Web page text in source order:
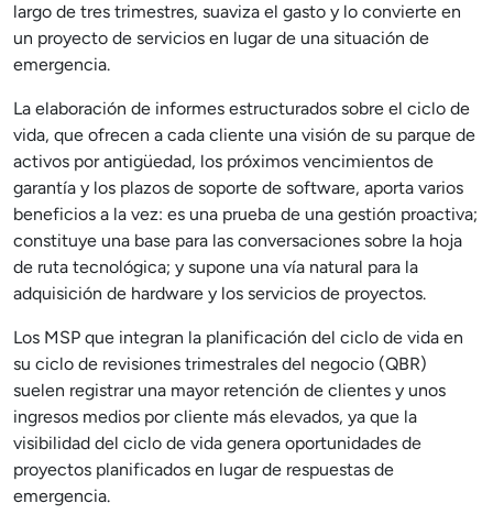
largo de tres trimestres, suaviza el gasto y lo convierte en
un proyecto de servicios en lugar de una situación de
emergencia.
La elaboración de informes estructurados sobre el ciclo de
vida, que ofrecen a cada cliente una visión de su parque de
activos por antigüedad, los próximos vencimientos de
garantía y los plazos de soporte de software, aporta varios
beneficios a la vez: es una prueba de una gestión proactiva;
constituye una base para las conversaciones sobre la hoja
de ruta tecnológica; y supone una vía natural para la
adquisición de hardware y los servicios de proyectos.
Los MSP que integran la planificación del ciclo de vida en
su ciclo de revisiones trimestrales del negocio (QBR)
suelen registrar una mayor retención de clientes y unos
ingresos medios por cliente más elevados, ya que la
visibilidad del ciclo de vida genera oportunidades de
proyectos planificados en lugar de respuestas de
emergencia.